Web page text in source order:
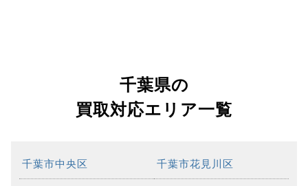
千葉県の
買取対応エリア一覧
千葉市中央区 千葉市花見川区